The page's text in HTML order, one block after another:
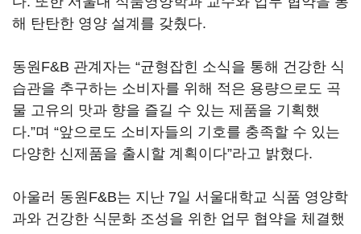
해 탄탄한 영양 설계를 갖췄다.
동원F&B 관계자는 “균형잡힌 소식을 통해 건강한 식
습관을 추구하는 소비자를 위해 적은 용량으로도 곡
물 고유의 맛과 향을 즐길 수 있는 제품을 기획했
다.”며 “앞으로도 소비자들의 기호를 충족할 수 있는
다양한 신제품을 출시할 계획이다”라고 밝혔다.
아울러 동원F&B는 지난 7일 서울대학교 식품 영양학
과와 건강한 식문화 조성을 위한 업무 협약을 체결했